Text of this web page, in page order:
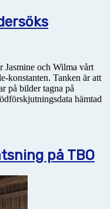
Jasmine och Wilma vårt
konstanten. Tanken är att
på bilder tagna på
hämtad
på TBO